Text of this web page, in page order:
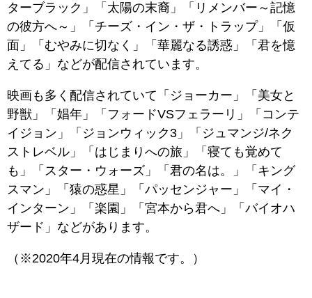
ターブラック」「太陽の末裔」「リメンバー～記憶
の彼方へ～」「チーズ・イン・ザ・トラップ」「仮
面」「むやみに切なく」「華麗なる誘惑」「君を憶
えてる」などが配信されています。
映画も多く配信されていて「ジョーカー」「美女と
野獣」「娼年」「フォードVSフェラーリ」「コンテ
イジョン」「ジョンウィック3」「ジュマンジ/ネク
ストレベル」「はじまりへの旅」「寝ても覚めて
も」「スター・ウォーズ」「君の名は。」「キング
スマン」「猿の惑星」「パッセンジャー」「マイ・
インターン」「楽園」「宮本から君へ」「バイオハ
ザード」などがあります。
（※2020年4月現在の情報です。）